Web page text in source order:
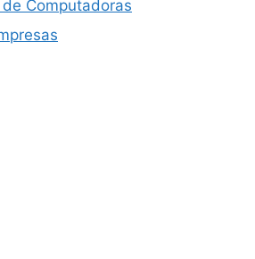
Computadoras